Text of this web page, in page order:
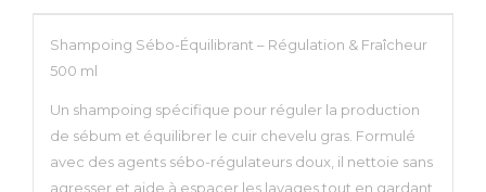
Shampoing Sébo-Équilibrant – Régulation & Fraîcheur
500 ml
Un shampoing spécifique pour réguler la production
de sébum et équilibrer le cuir chevelu gras. Formulé
avec des agents sébo-régulateurs doux, il nettoie sans
agresser et aide à espacer les lavages tout en gardant